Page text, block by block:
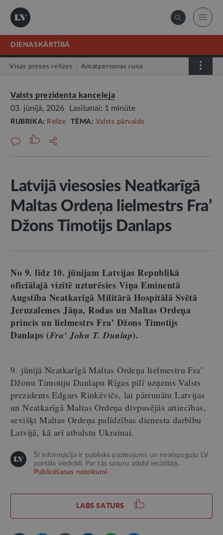
DIENASKĀRTĪBĀ
Visas preses relīzes Amatpersonas runa
Valsts prezidenta kanceleja
03. jūnijā, 2026
Lasīšanai: 1 minūte
RUBRIKA: Relīze TĒMA:Valsts pārvalde
Latvijā viesosies Neatkarīgā
Maltas Ordeņa lielmestrs Fra’
Džons Timotijs Danlaps
No 9. līdz 10. jūnijam Latvijas Republikā
oficiālajā vizītē uzturēsies Viņa Eminentā
Augstība Neatkarīgā Militārā Hospitālā Svētā
Jeruzalemes Jāņa, Rodas un Maltas Ordeņa
princis un lielmestrs Fra’ Džons Timotijs
Danlaps (Fra’ John T. Dunlap).
9. jūnijā Neatkarīgā Maltas Ordeņa lielmestru Fra’
Džonu Timotiju Danlapu Rīgas pilī uzņems Valsts
prezidents Edgars Rinkēvičs, lai pārrunātu Latvijas
un Neatkarīgā Maltas Ordeņa divpusējās attiecības,
sevišķi Maltas Ordeņa palīdzības dienesta darbību
Latvijā, kā arī atbalstu Ukrainai.
Šī informācija ir publisks paziņojums un neatspoguļo LV
portāla viedokli. Par tās saturu atbild iesūtītājs.
Publicēšanas noteikumi
LABS SATURS